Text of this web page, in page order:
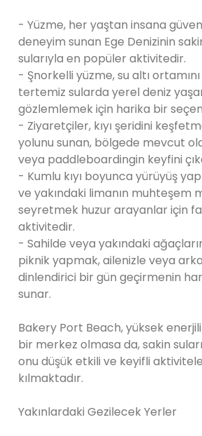
- Yüzme, her yaştan insana
deneyim sunan Ege Denizinin
sularıyla en popüler aktivitedir.
- Şnorkelli yüzme, su altı
tertemiz sularda yerel deniz
gözlemlemek için harika bir
- Ziyaretçiler, kıyı şeridini
yolunu sunan, bölgede mevcut
veya paddleboardingin keyfini
- Kumlu kıyı boyunca yürüyüş
ve yakındaki limanın muhteşem
seyretmek huzur arayanlar için
aktivitedir.
- Sahilde veya yakındaki
piknik yapmak, ailenizle veya
dinlendirici bir gün geçirmenin
sunar.
Bakery Port Beach, yüksek
bir merkez olmasa da, sakin
onu düşük etkili ve keyifli
kılmaktadır.
Yakınlardaki Gezilecek Yerler